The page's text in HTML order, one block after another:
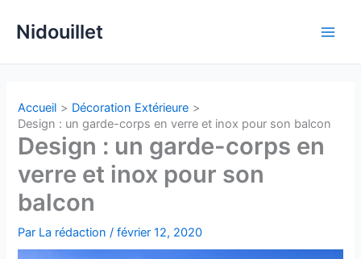
Nidouillet
Accueil
Décoration Extérieure
Design : un garde-corps en verre et inox pour son balcon
Design : un garde-corps en
verre et inox pour son
balcon
Par La rédaction/février 12, 2020